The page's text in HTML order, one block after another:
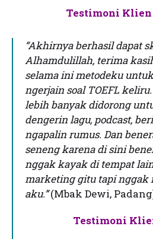
Testimoni
“Akhirnya berhasil dapat
Alhamdulillah, terima
selama ini metodeku
ngerjain soal TOEFL
lebih banyak didorong
dengerin lagu, podcast,
ngapalin rumus. Dan
seneng karena di sini
nggak kayak di tempat
marketing gitu tapi nggak
aku.”(Mbak Dewi,
Testimoni